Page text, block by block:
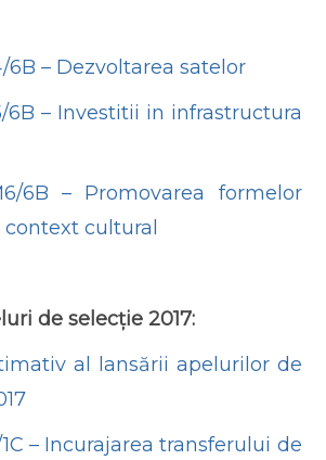
6B – Dezvoltarea satelor
6B – Investitii in infrastructura
6B – Promovarea formelor
cultural
de selecție 2017:
al lansării apelurilor de
1C – Incurajarea transferului de